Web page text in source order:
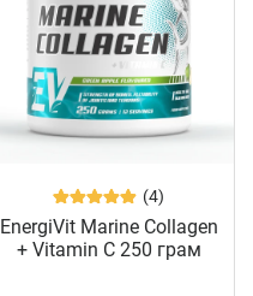
(4)
EnergiVit Marine Collagen
+ Vitamin C 250 грам